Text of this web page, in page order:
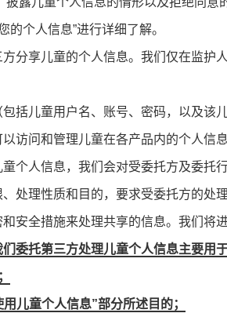
的个人信息”进行详细了解。
分享儿童的个人信息。我们仅在监护
括儿童用户名、账号、密码，以及该
访问和管理儿童在各产品内的个人信息
个人信息，我们会对受委托方及委托
处理性质和目的，要求受委托方的处
安全措施来处理共享的信息。我们将
们委托第三方处理儿童个人信息主要用于
儿童个人信息”部分所述目的；